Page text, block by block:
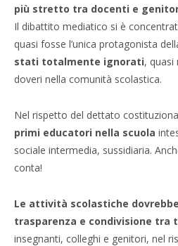
più stretto tra docenti e
Il dibattito mediatico si è
quasi fosse l’unica protagonista
stati totalmente ignorati, quasi
doveri nella comunità scolastica.
Nel rispetto del dettato
primi educatori nella scuola
sociale intermedia, sussidiaria.
conta!
Le attività scolastiche
trasparenza e condivisione
insegnanti, colleghi e genitori, nel